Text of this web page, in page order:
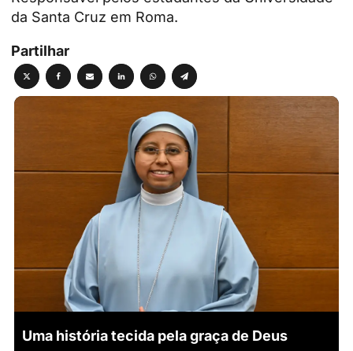
da Santa Cruz em Roma.
Partilhar
Uma história tecida pela graça de Deus